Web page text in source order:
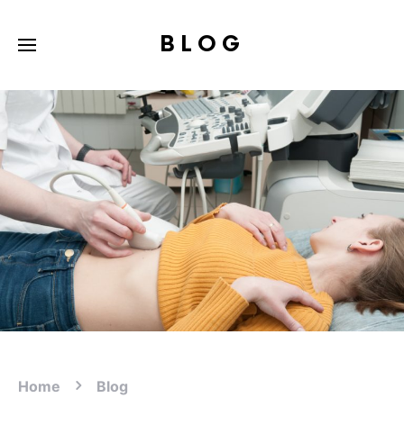
BLOG
Home Blog